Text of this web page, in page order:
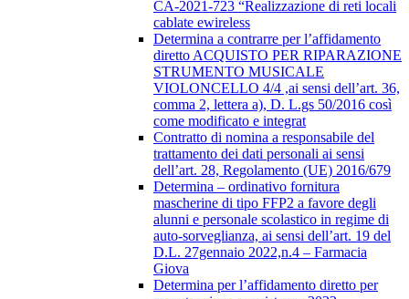
CA-2021-723 “Realizzazione di reti locali
cablate ewireless
Determina a contrarre per l’affidamento
diretto ACQUISTO PER RIPARAZIONE
STRUMENTO MUSICALE
VIOLONCELLO 4/4 ,ai sensi dell’art. 36,
comma 2, lettera a), D. L.gs 50/2016 così
come modificato e integrat
Contratto di nomina a responsabile del
trattamento dei dati personali ai sensi
dell’art. 28, Regolamento (UE) 2016/679
Determina – ordinativo fornitura
mascherine di tipo FFP2 a favore degli
alunni e personale scolastico in regime di
auto-sorveglianza, ai sensi dell’art. 19 del
D.L. 27gennaio 2022,n.4 – Farmacia
Giova
Determina per l’affidamento diretto per